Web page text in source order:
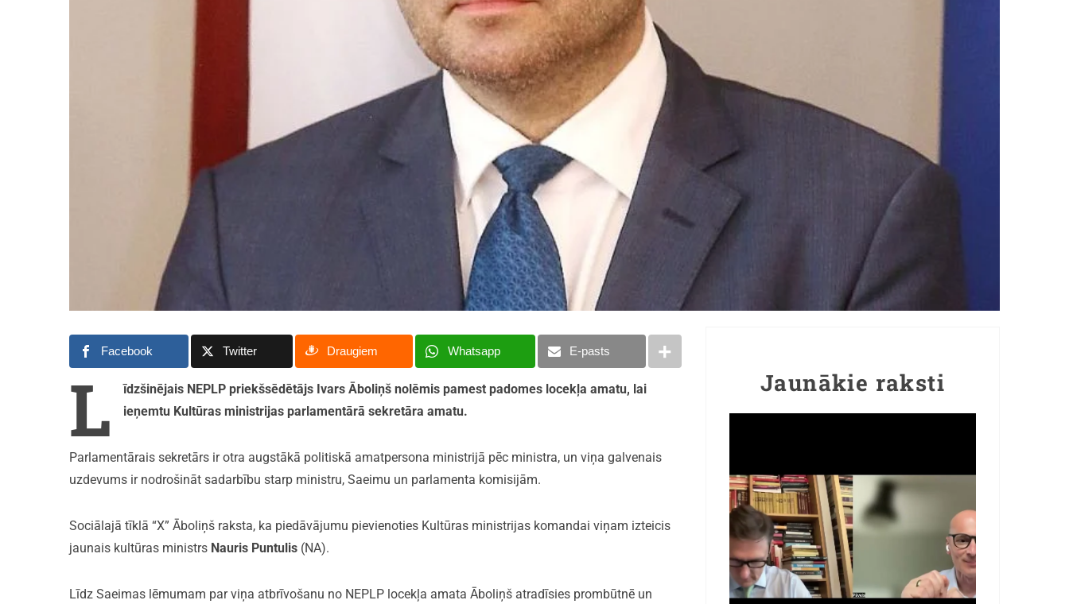
Facebook Twitter Draugiem Whatsapp E-pasts
L
īdzšinējais NEPLP priekšsēdētājs Ivars Āboliņš nolēmis pamest padomes locekļa amatu, lai
ieņemtu Kultūras ministrijas parlamentārā sekretāra amatu.
Parlamentārais sekretārs ir otra augstākā politiskā amatpersona ministrijā pēc ministra, un viņa galvenais
uzdevums ir nodrošināt sadarbību starp ministru, Saeimu un parlamenta komisijām.
Sociālajā tīklā “X” Āboliņš raksta, ka piedāvājumu pievienoties Kultūras ministrijas komandai viņam izteicis
jaunais kultūras ministrs Nauris Puntulis (NA).
Līdz Saeimas lēmumam par viņa atbrīvošanu no NEPLP locekļa amata Āboliņš atradīsies prombūtnē un
Jaunākie raksti